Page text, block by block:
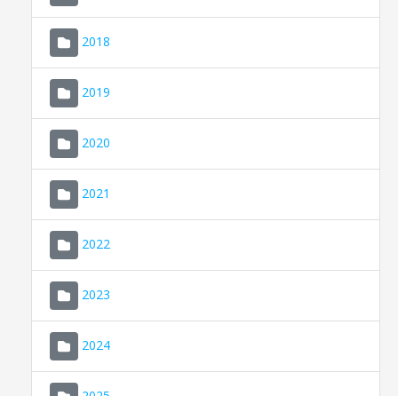
2018
2019
2020
2021
2022
2023
2024